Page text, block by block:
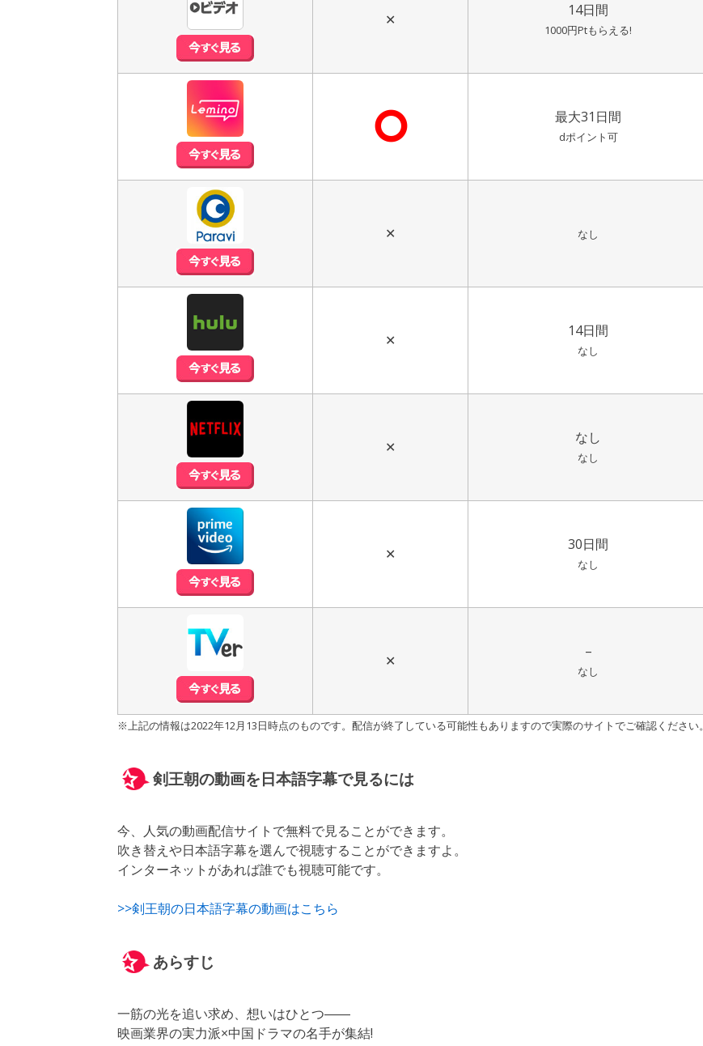
✕
14日間
1000円Ptもらえる!
⭘ 最大31日間
dポイント可
✕ なし
✕
14日間
なし
✕
なし
なし
✕
30日間
なし
✕
–
なし
※上記の情報は2022年12月13日時点のものです。配信が終了している可能性もありますので実際のサイトでご確認ください。
剣王朝の動画を日本語字幕で見るには
今、人気の動画配信サイトで無料で見ることができます。
吹き替えや日本語字幕を選んで視聴することができますよ。
インターネットがあれば誰でも視聴可能です。
>>剣王朝の日本語字幕の動画はこちら
あらすじ
一筋の光を追い求め、想いはひとつ――
映画業界の実力派×中国ドラマの名手が集結!